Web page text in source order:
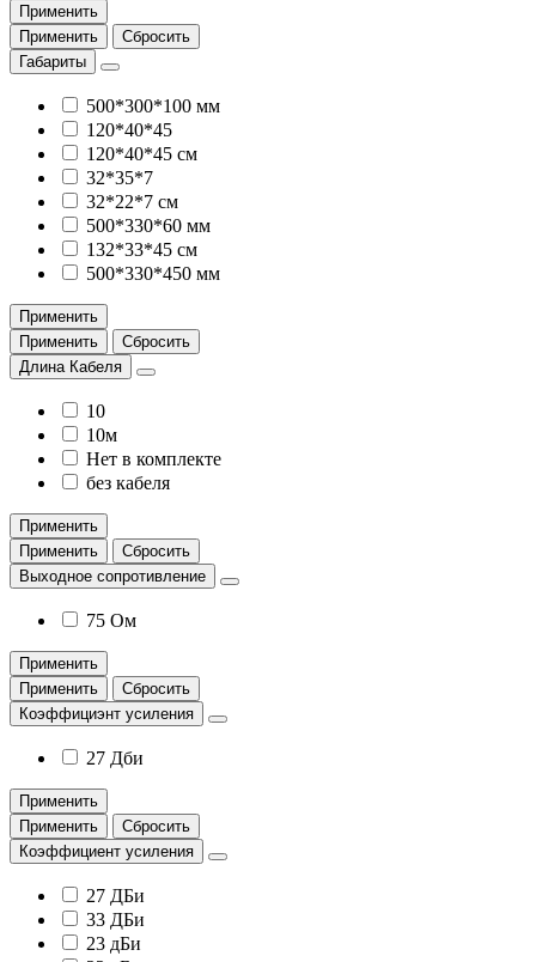
Применить
Применить
Сбросить
Габариты
500*300*100 мм
120*40*45
120*40*45 см
32*35*7
32*22*7 см
500*330*60 мм
132*33*45 см
500*330*450 мм
Применить
Применить
Сбросить
Длина Кабеля
10
10м
Нет в комплекте
без кабеля
Применить
Применить
Сбросить
Выходное сопротивление
75 Ом
Применить
Применить
Сбросить
Коэффициэнт усиления
27 Дби
Применить
Применить
Сбросить
Коэффициент усиления
27 ДБи
33 ДБи
23 дБи